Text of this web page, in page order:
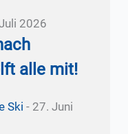
2026
alle mit!
Ski - 27. Juni